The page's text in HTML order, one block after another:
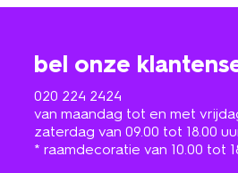
bel onze
020 224 2424
van maandag tot en met
zaterdag van 09.00 tot 18.00
* raamdecoratie van 10.00 tot